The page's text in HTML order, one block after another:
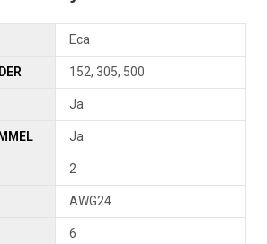
Eca
152, 305, 500
Ja
Ja
2
AWG24
6